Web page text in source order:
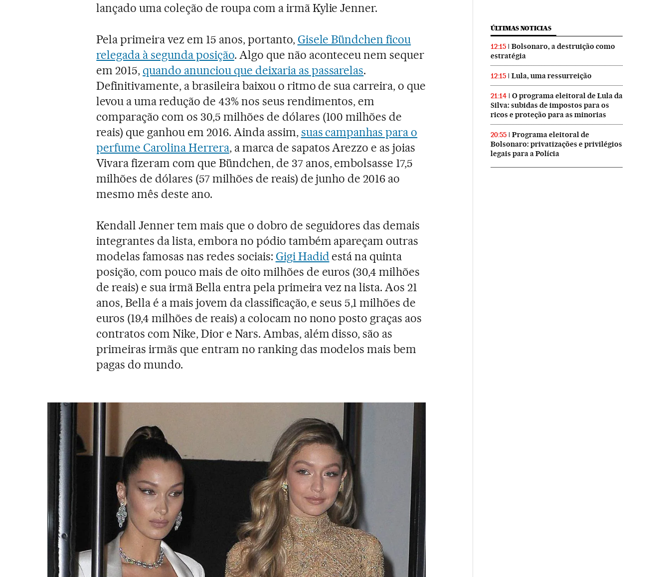
lançado uma coleção de roupa com a irmã Kylie Jenner.
Pela primeira vez em 15 anos, portanto, Gisele Bündchen ficou
relegada à segunda posição. Algo que não aconteceu nem sequer
em 2015, quando anunciou que deixaria as passarelas.
Definitivamente, a brasileira baixou o ritmo de sua carreira, o que
levou a uma redução de 43% nos seus rendimentos, em
comparação com os 30,5 milhões de dólares (100 milhões de
reais) que ganhou em 2016. Ainda assim,suas campanhas para o
perfume Carolina Herrera, a marca de sapatos Arezzo e as joias
Vivara fizeram com que Bündchen, de 37 anos, embolsasse 17,5
milhões de dólares (57 milhões de reais) de junho de 2016 ao
mesmo mês deste ano.
Kendall Jenner tem mais que o dobro de seguidores das demais
integrantes da lista, embora no pódio também apareçam outras
modelas famosas nas redes sociais: Gigi Hadid está na quinta
posição, com pouco mais de oito milhões de euros (30,4 milhões
de reais) e sua irmã Bella entra pela primeira vez na lista. Aos 21
anos, Bella é a mais jovem da classificação, e seus 5,1 milhões de
euros (19,4 milhões de reais) a colocam no nono posto graças aos
contratos com Nike, Dior e Nars. Ambas, além disso, são as
primeiras irmãs que entram no ranking das modelos mais bem
pagas do mundo.
ÚLTIMAS NOTICIAS
12:15
Bolsonaro, a destruição como
estratégia
12:15 Lula, uma ressurreição
21:14
O programa eleitoral de Lula da
Silva: subidas de impostos para os
ricos e proteção para as minorias
20:55
Programa eleitoral de
Bolsonaro: privatizações e privilégios
legais para a Polícia